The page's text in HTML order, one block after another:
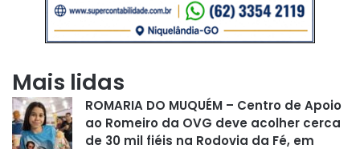
Mais lidas
ROMARIA DO MUQUÉM – Centro de Apoio
ao Romeiro da OVG deve acolher cerca
de 30 mil fiéis na Rodovia da Fé, em